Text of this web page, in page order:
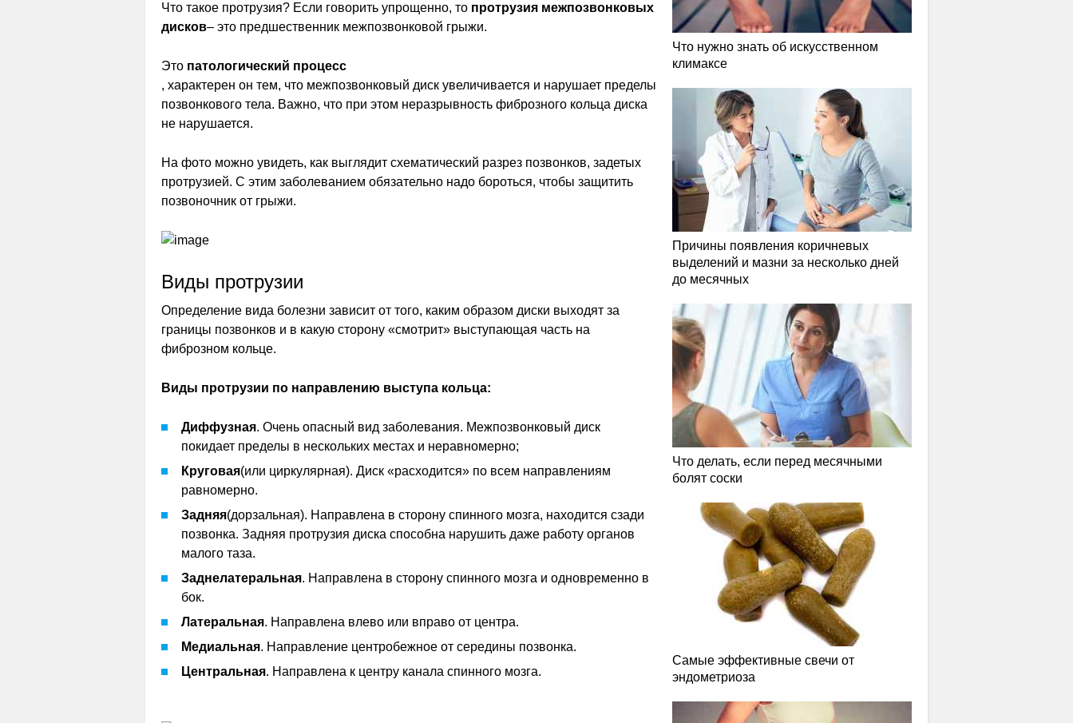
Что такое протрузия? Если говорить упрощенно, то протрузия межпозвонковых
дисков– это предшественник межпозвонковой грыжи.
Это патологический процесс
, характерен он тем, что межпозвонковый диск увеличивается и нарушает пределы
позвонкового тела. Важно, что при этом неразрывность фиброзного кольца диска
не нарушается.
На фото можно увидеть, как выглядит схематический разрез позвонков, задетых
протрузией. С этим заболеванием обязательно надо бороться, чтобы защитить
позвоночник от грыжи.
Виды протрузии
Определение вида болезни зависит от того, каким образом диски выходят за
границы позвонков и в какую сторону «смотрит» выступающая часть на
фиброзном кольце.
Виды протрузии по направлению выступа кольца:
Диффузная. Очень опасный вид заболевания. Межпозвонковый диск
покидает пределы в нескольких местах и неравномерно;
Круговая(или циркулярная). Диск «расходится» по всем направлениям
равномерно.
Задняя(дорзальная). Направлена в сторону спинного мозга, находится сзади
позвонка. Задняя протрузия диска способна нарушить даже работу органов
малого таза.
Заднелатеральная. Направлена в сторону спинного мозга и одновременно в
бок.
Латеральная. Направлена влево или вправо от центра.
Медиальная. Направление центробежное от середины позвонка.
Центральная. Направлена к центру канала спинного мозга.
Что нужно знать об искусственном
климаксе
Причины появления коричневых
выделений и мазни за несколько дней
до месячных
Что делать, если перед месячными
болят соски
Самые эффективные свечи от
эндометриоза